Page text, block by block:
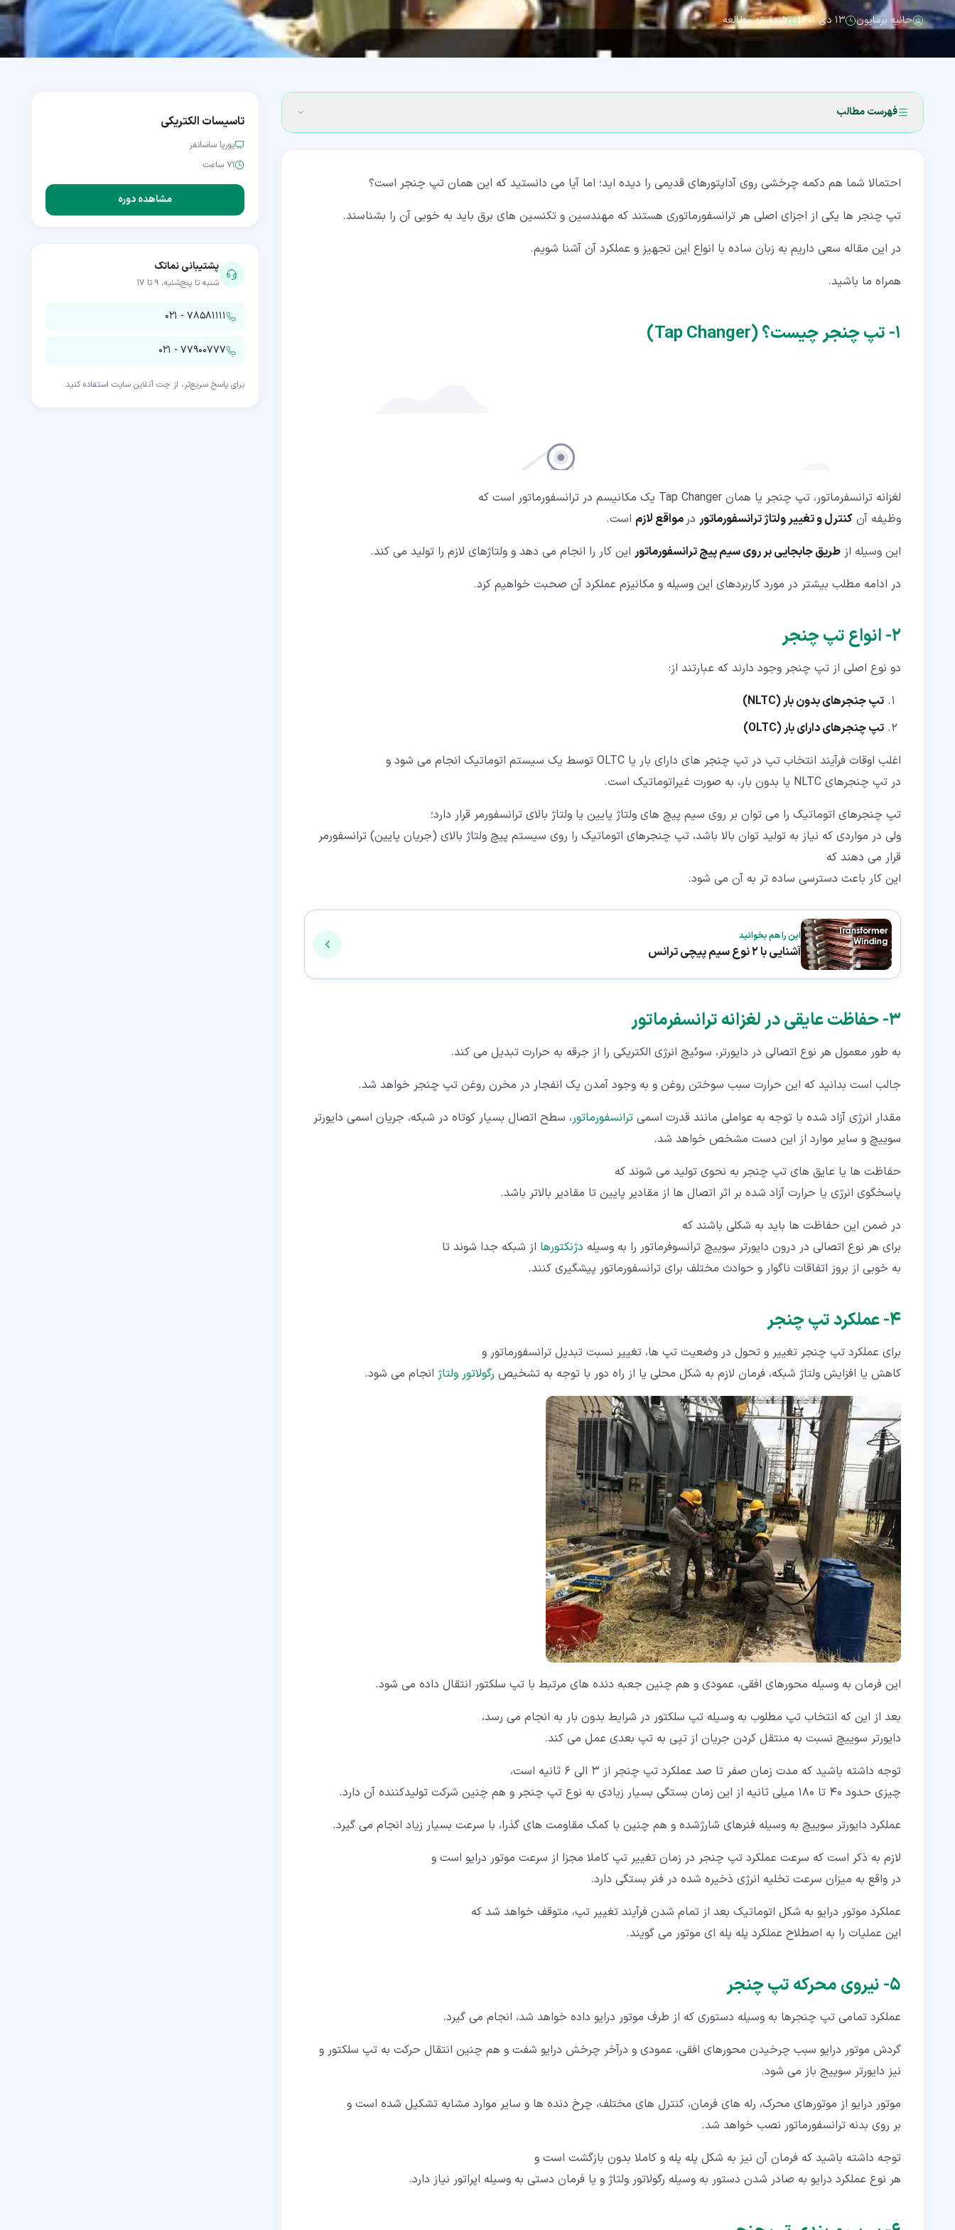
حانیه برمایون ۱۳ دی ۱۴۰۱ ۵ دقیقه مطالعه
فهرست مطالب
۲‏- انواع تپ چنجر
۳‏- حفاظت عایقی در لغزانه ترانسفرماتور
۷‏- سخن پایانی
احتمالا شما هم دکمه چرخشی روی آداپتورهای قدیمی را دیده اید؛ اما آیا می دانستید که این همان تپ چنجر است؟
تپ چنجر ها یکی از اجزای اصلی هر ترانسفورماتوری هستند که مهندسین و تکنسین های برق باید به خوبی آن را بشناسند.
در این مقاله سعی داریم به زبان ساده با انواع این تجهیز و عملکرد آن آشنا شویم.
همراه ما باشید.
۱‏- تپ چنجر چیست؟ (Tap Changer)
لغزانه ترانسفرماتور، تپ چنجر یا همان Tap Changer یک مکانیسم در ترانسفورماتور است که
وظیفه آن کنترل و تغییر ولتاژ ترانسفورماتور درمواقع لازم است.
این وسیله از طریق جابجایی بر روی سیم پیچ ترانسفورماتور این کار را انجام می دهد و ولتاژهای لازم را تولید می کند.
در ادامه مطلب بیشتر در مورد کاربردهای این وسیله و مکانیزم عملکرد آن صحبت خواهیم کرد.
۲‏- انواع تپ چنجر
دو نوع اصلی از تپ چنجر وجود دارند که عبارتند از:
تپ جنجرهای بدون بار (NLTC)
تپ چنجرهای دارای بار (OLTC)
اغلب اوقات فرآیند انتخاب تپ در تپ چنجر های دارای بار یا OLTC توسط یک سیستم اتوماتیک انجام می شود و
در تپ چنجرهای NLTC یا بدون بار، به صورت غیراتوماتیک است.
تپ چنجرهای اتوماتیک را می توان بر روی سیم پیچ های ولتاژ پایین یا ولتاژ بالای ترانسفورمر قرار دارد؛
ولی در مواردی که نیاز به تولید توان بالا باشد، تپ چنجرهای اتوماتیک را روی سیستم پیچ ولتاژ بالای (جریان پایین) ترانسفورمر
قرار می دهند که
این کار باعث دسترسی ساده تر به آن می شود.
این را هم بخوانید
آشنایی با 2 نوع سیم پیچی ترانس
۳‏- حفاظت عایقی در لغزانه ترانسفرماتور
به طور معمول هر نوع اتصالی در دایورتر، سوئیچ انرژی الکتریکی را از جرقه به حرارت تبدیل می کند.
جالب است بدانید که این حرارت سبب سوختن روغن و به وجود آمدن یک انفجار در مخرن روغن تپ چنجر خواهد شد.
مقدار انرژی آزاد شده با توجه به عواملی مانند قدرت اسمی ترانسفورماتور، سطح اتصال بسیار کوتاه در شبکه، جریان اسمی دایورتر
سوییچ و سایر موارد از این دست مشخص خواهد شد.
حفاظت ها یا عایق های تپ چنجر به نحوی تولید می شوند که
پاسخگوی انرژی یا حرارت آزاد شده بر اثر اتصال ها از مقادیر پایین تا مقادیر بالاتر باشد.
در ضمن این حفاظت ها باید به شکلی باشند که
برای هر نوع اتصالی در درون دایورتر سوییچ ترانسوفرماتور را به وسیله دژنکتورها از شبکه جدا شوند تا
به خوبی از بروز اتفاقات ناگوار و حوادث مختلف برای ترانسفورماتور پیشگیری کنند.
۴‏- عملکرد تپ چنجر
برای عملکرد تپ چنجر تغییر و تحول در وضعیت تپ ها، تغییر نسبت تبدیل ترانسفورماتور و
کاهش یا افزایش ولتاژ شبکه، فرمان لازم به شکل محلی یا از راه دور با توجه به تشخیص رگولاتور ولتاژ انجام می شود.
این فرمان به وسیله محورهای افقی، عمودی و هم چنین جعبه دنده های مرتبط با تپ سلکتور انتقال داده می شود.
بعد از این که انتخاب تپ مطلوب به وسیله تپ سلکتور در شرایط بدون بار به انجام می رسد،
دایورتر سوییچ نسبت به منتقل کردن جریان از تپی به تپ بعدی عمل می کند.
توجه داشته باشید که مدت زمان صفر تا صد عملکرد تپ چنجر از 3 الی 6 ثانیه است،
چیزی حدود 40 تا 180 میلی ثانیه از این زمان بستگی بسیار زیادی به نوع تپ چنجر و هم چنین شرکت تولیدکننده آن دارد.
عملکرد دایورتر سوییچ به وسیله فنرهای شارژشده و هم چنین با کمک مقاومت های گذرا، با سرعت بسیار زیاد انجام می گیرد.
لازم به ذکر است که سرعت عملکرد تپ چنجر در زمان تغییر تپ کاملا مجزا از سرعت موتور درایو است و
در واقع به میزان سرعت تخلیه انرژی ذخیره شده در فنر بستگی دارد.
عملکرد موتور درایو به شکل اتوماتیک بعد از تمام شدن فرآیند تغییر تپ، متوقف خواهد شد که
این عملیات را به اصطلاح عملکرد پله پله ای موتور می گویند.
۵‏- نیروی محرکه تپ چنجر
عملکرد تمامی تپ چنجرها به وسیله دستوری که از طرف موتور درایو داده خواهد شد، انجام می گیرد.
گردش موتور درایو سبب چرخیدن محورهای افقی، عمودی و درآخر چرخش درایو شفت و هم چنین انتقال حرکت به تپ سلکتور و
نیز دایورتر سوییج باز می شود.
موتور درایو از موتورهای محرک، رله های فرمان، کنترل های مختلف، چرخ دنده ها و سایر موارد مشابه تشکیل شده است و
بر روی بدنه ترانسفورماتور نصب خواهد شد.
توجه داشته باشید که فرمان آن نیز به شکل پله پله و کاملا بدون بازگشت است و
هر نوع عملکرد درایو به صادر شدن دستور به وسیله رگولاتور ولتاژ و یا فرمان دستی به وسیله اپراتور نیاز دارد.
تاسیسات الکتریکی
پوریا ساسانفر
۷۱ ساعت
مشاهده دوره
پشتیبانی نماتک
شنبه تا پنج‌شنبه، ۹ تا ۱۷
۰۲۱ - ۷۸۵۸۱۱۱۱
۰۲۱ - ۷۷۹۰۰۷۷۷
برای پاسخ سریع‌تر، از چت آنلاین سایت استفاده کنید.